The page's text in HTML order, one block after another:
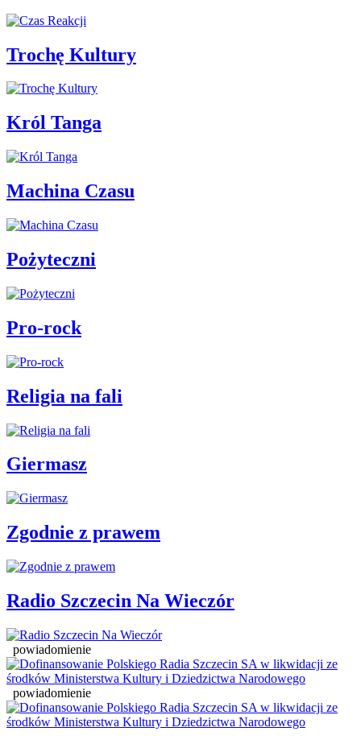
Trochę Kultury
Król Tanga
Machina Czasu
Pożyteczni
Pro-rock
Religia na fali
Giermasz
Zgodnie z prawem
Radio Szczecin Na Wieczór
powiadomienie
powiadomienie